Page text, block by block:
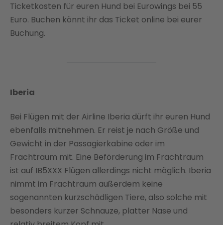
Ticketkosten für euren Hund bei Eurowings bei 55
Euro. Buchen könnt ihr das Ticket online bei eurer
Buchung.
Iberia
Bei Flügen mit der Airline Iberia dürft ihr euren Hund
ebenfalls mitnehmen. Er reist je nach Größe und
Gewicht in der Passagierkabine oder im
Frachtraum mit. Eine Beförderung im Frachtraum
ist auf IB5XXX Flügen allerdings nicht möglich. Iberia
nimmt im Frachtraum außerdem keine
sogenannten kurzschädligen Tiere, also solche mit
besonders kurzer Schnauze, platter Nase und